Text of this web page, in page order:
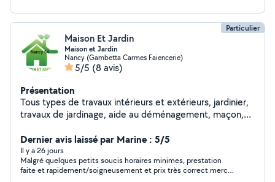
Particulier
Maison Et Jardin
Maison et Jardin
Nancy (Gambetta Carmes Faiencerie)
5/5 (8 avis)
Présentation
Tous types de travaux intérieurs et extérieurs, jardinier,
travaux de jardinage, aide au déménagement, maçon,
alentours. Cordialement
Dernier avis laissé par Marine : 5/5
Il y a 26 jours
Malgré quelques petits soucis horaires minimes, prestation
faite et rapidement/soigneusement et prix très correct merci